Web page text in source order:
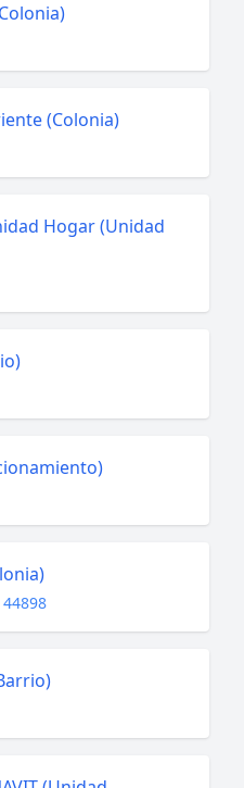
(Colonia)
Hogar (Unidad
44898